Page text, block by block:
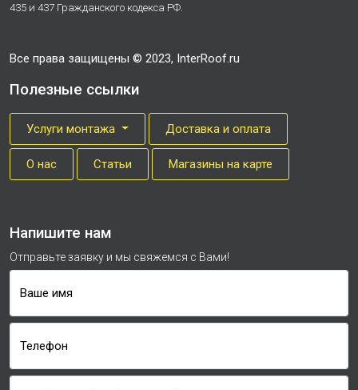
435 и 437 Гражданского кодекса РФ.
Все права защищены © 2023, InterRoof.ru
Полезные ссылки
Услуги монтажа Доставка и оплата
О нас Cтатьи Магазины на карте
Напишите нам
Отправьте заявку и мы свяжемся с Вами!
Ваше имя
Телефон